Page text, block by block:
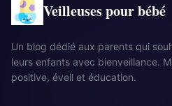
Veilleuses pour bébé
Un blog dédié aux parents qui
leurs enfants avec bienveillance.
positive, éveil et éducation.